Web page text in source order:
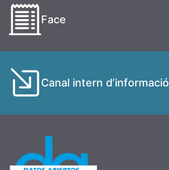
Face
Canal intern d’informació